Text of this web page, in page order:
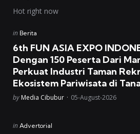
Hot right now
Posted
in Berita
6th FUN ASIA EXPO
Dengan 150 Peserta Dari
Perkuat Industri Taman
Ekosistem Pariwisata di
Posted
by Media Cibubur 05-August-2026
Posted
in Advertorial